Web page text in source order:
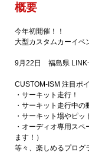
概要
今年初開催！！
大型カスタムカーイベ
9月22日 福島県 LINK
CUSTOM-ISM 注目ポ
・サーキット走行！
・サーキット走行中の
・サーキット場やピッ
・オーディオ専用ス
ます！）
等々、楽しめるプログ